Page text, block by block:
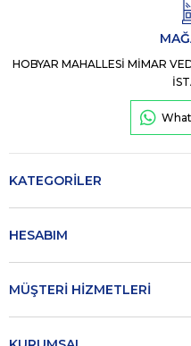
HOBYAR MAHALLESİ MİMAR
KATEGORİLER
HESABIM
MÜŞTERİ HİZMETLERİ